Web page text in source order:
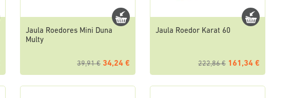
Jaula Roedores Mini Duna
Multy
39,91 € 34,24 €
Jaula Roedor Karat 60
222,86 € 161,34 €